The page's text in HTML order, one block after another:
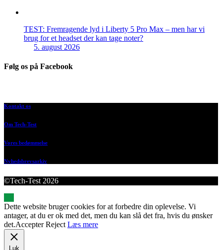
TEST: Fremragende lyd i Liberty 5 Pro Max – men har vi
brug for et headset der kan tage noter?
5. august 2026
Følg os på Facebook
Kontakt os
Om Tech-Test
Vores bedømmelse
Nyhedsbrevsarkiv
©Tech-Test 2026
Dette website bruger cookies for at forbedre din oplevelse. Vi
antager, at du er ok med det, men du kan slå det fra, hvis du ønsker
det.Accepter Reject Læs mere
Luk